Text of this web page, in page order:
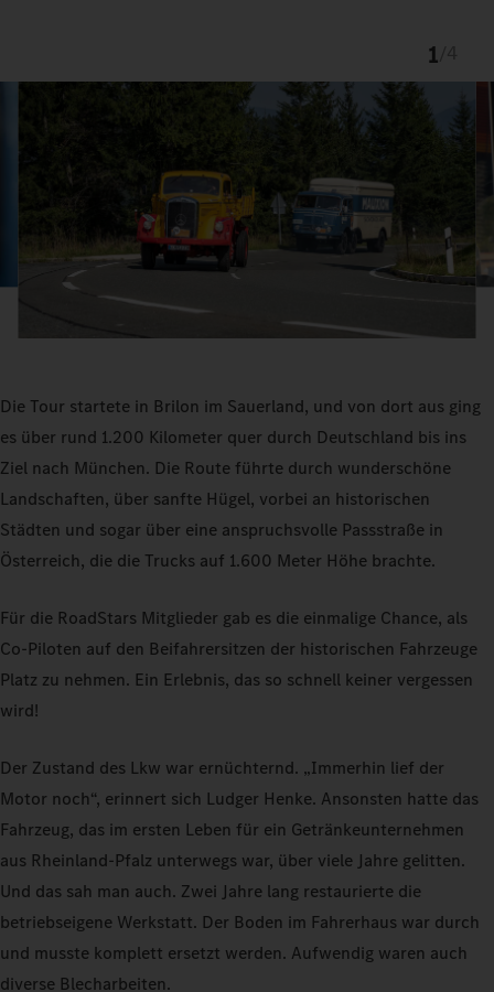
1
Die Tour startete in Brilon im Sauerland, und von dort aus ging
es über rund 1.200 Kilometer quer durch Deutschland bis ins
Ziel nach München. Die Route führte durch wunderschöne
Landschaften, über sanfte Hügel, vorbei an historischen
Städten und sogar über eine anspruchsvolle Passstraße in
Österreich, die die Trucks auf 1.600 Meter Höhe brachte.
Für die RoadStars Mitglieder gab es die einmalige Chance, als
Co-Piloten auf den Beifahrersitzen der historischen Fahrzeuge
Platz zu nehmen. Ein Erlebnis, das so schnell keiner vergessen
wird!
Der Zustand des Lkw war ernüchternd. „Immerhin lief der
Motor noch“, erinnert sich Ludger Henke. Ansonsten hatte das
Fahrzeug, das im ersten Leben für ein Getränkeunternehmen
aus Rheinland‑Pfalz unterwegs war, über viele Jahre gelitten.
Und das sah man auch. Zwei Jahre lang restaurierte die
betriebseigene Werkstatt. Der Boden im Fahrerhaus war durch
und musste komplett ersetzt werden. Aufwendig waren auch
diverse Blecharbeiten.